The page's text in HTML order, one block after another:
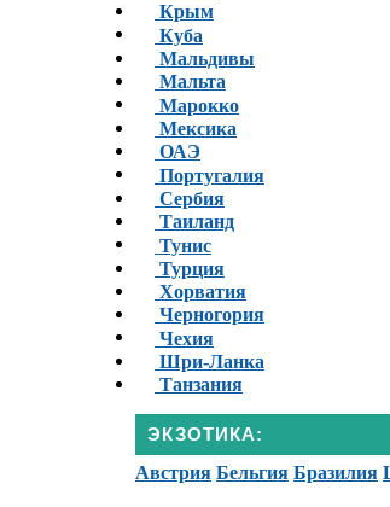
Крым
Куба
Мальдивы
Мальта
Марокко
Мексика
ОАЭ
Португалия
Сербия
Таиланд
Тунис
Турция
Хорватия
Черногория
Чехия
Шри-Ланка
Танзания
ЭКЗОТИКА:
Австрия Бельгия Бразилия